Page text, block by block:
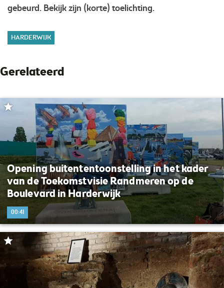
gebeurd. Bekijk zijn (korte) toelichting.
HARDERWIJK
Gerelateerd
Opening buitententoonstelling in het kader
van de Toekomstvisie Randmeren op de
Boulevard in Harderwijk
00:41